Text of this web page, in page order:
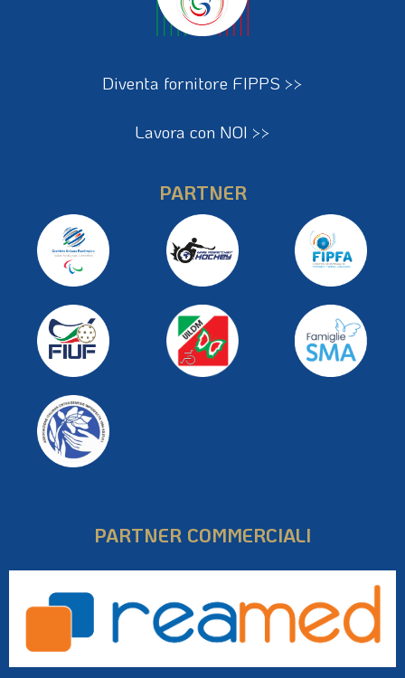
Diventa fornitore FIPPS >>
Lavora con NOI >>
PARTNER
PARTNER COMMERCIALI